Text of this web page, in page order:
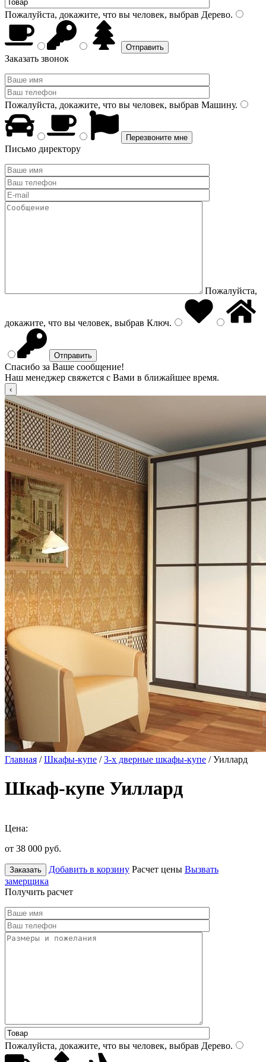
Пожалуйста, докажите, что вы человек, выбрав Дерево.
Заказать звонок
Пожалуйста, докажите, что вы человек, выбрав Машину.
Письмо директору
Пожалуйста,
докажите, что вы человек, выбрав Ключ.
Спасибо за Ваше сообщение!
Наш менеджер свяжется с Вами в ближайшее время.
Главная /Шкафы-купе /3-х дверные шкафы-купе / Уиллард
Шкаф-купе Уиллард
Цена:
от 38 000 руб.
Заказать Добавить в корзину Расчет цены Вызвать
замерщика
Получить расчет
Пожалуйста, докажите, что вы человек, выбрав Дерево.